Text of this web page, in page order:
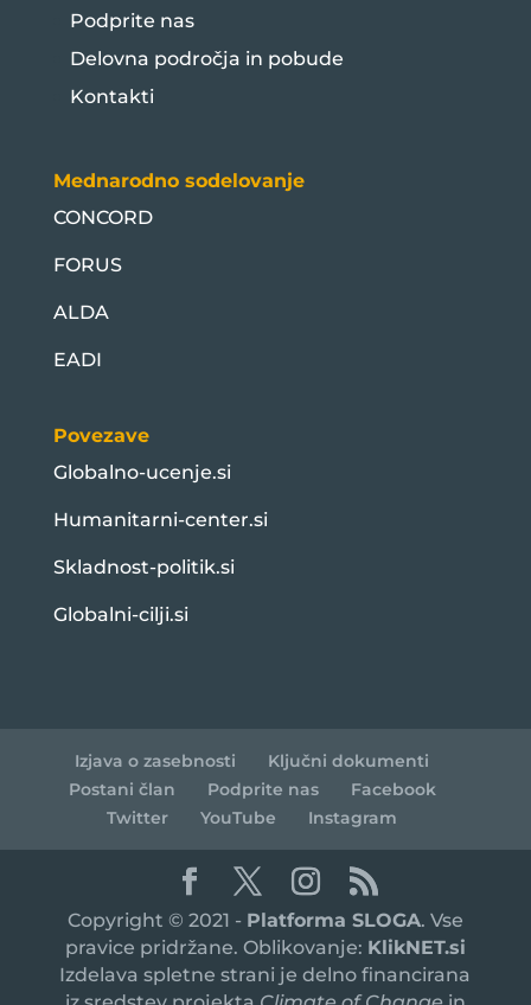
Podprite nas
Delovna področja in pobude
Kontakti
Mednarodno sodelovanje
CONCORD
FORUS
ALDA
EADI
Povezave
Globalno-ucenje.si
Humanitarni-center.si
Skladnost-politik.si
Globalni-cilji.si
Izjava o zasebnosti
Ključni dokumenti
Postani član
Podprite nas
Facebook
Twitter
YouTube Instagram
Copyright © 2021 - Platforma SLOGA. Vse
pravice pridržane. Oblikovanje: KlikNET.si
Izdelava spletne strani je delno financirana